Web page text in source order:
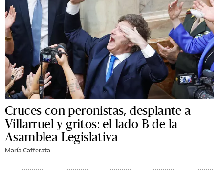
Cruces con peronistas, desplante a
Villarruel y gritos: el lado B de la
Asamblea Legislativa
María Cafferata